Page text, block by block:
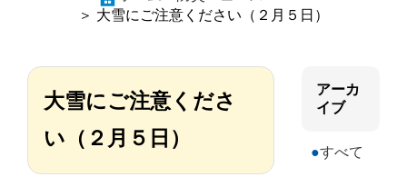
＞ 大雪にご注意ください（２月５日）
大雪にご注意くださ
い（２月５日）
アーカ
イブ
すべて